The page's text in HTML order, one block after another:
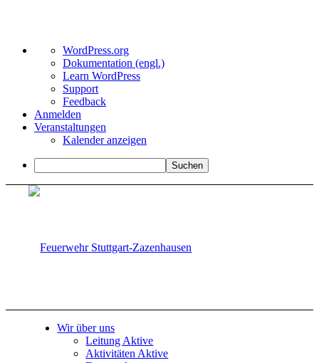
Über
WordPress
WordPress.org
Dokumentation (engl.)
Learn WordPress
Support
Feedback
Anmelden
Veranstaltungen
Kalender anzeigen
Suchen
Wir über uns
Leitung Aktive
Aktivitäten Aktive